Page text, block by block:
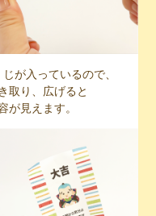
が入っているので、
取り、広げると
が見えます。